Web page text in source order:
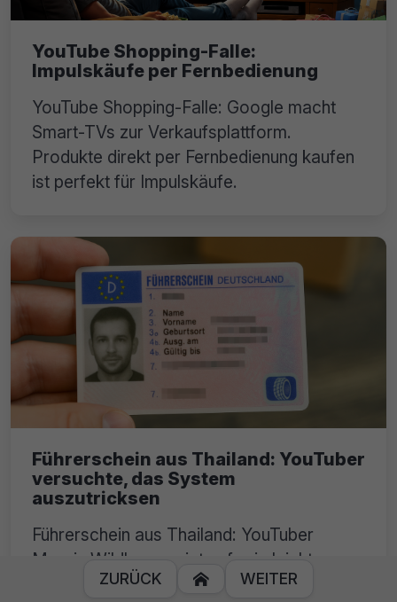
YouTube Shopping-Falle:
Impulskäufe per Fernbedienung
YouTube Shopping-Falle: Google macht
Smart-TVs zur Verkaufsplattform.
Produkte direkt per Fernbedienung kaufen
ist perfekt für Impulskäufe.
Führerschein aus Thailand: YouTuber
versuchte, das System
auszutricksen
Führerschein aus Thailand: YouTuber
Marvin Wildhage zeigt auf, wie leicht man
in Deutschland an gefälschte Dokumente
ZURÜCK  WEITER